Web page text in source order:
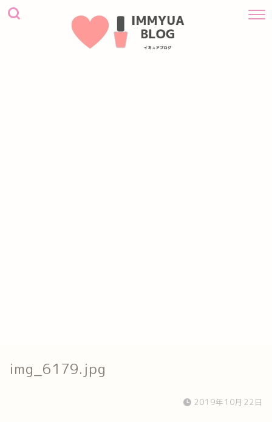
img_6179.jpg
2019年10月22日